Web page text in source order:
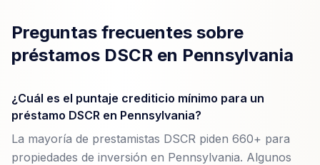
Preguntas frecuentes sobre
préstamos DSCR en Pennsylvania
¿Cuál es el puntaje crediticio mínimo para un
préstamo DSCR en Pennsylvania?
La mayoría de prestamistas DSCR piden 660+ para
propiedades de inversión en Pennsylvania. Algunos